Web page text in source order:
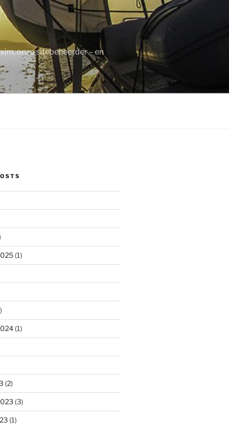
onze sitebeheerder – en
(1)
(1)
(2)
(3)
(1)